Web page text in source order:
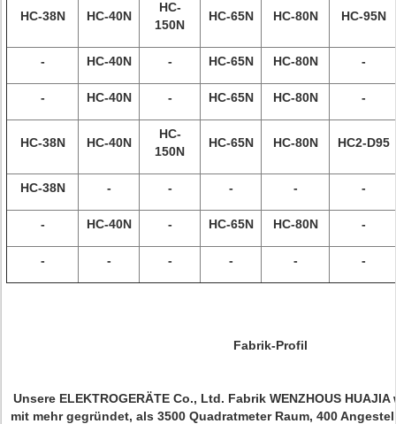
HC-38N HC-40N
HC-
150N
HC-65N HC-80N HC-95N
- HC-40N - HC-65N HC-80N -
- HC-40N - HC-65N HC-80N -
HC-38N HC-40N
HC-
150N
HC-65N HC-80N HC2-D95
HC-38N - - - - -
- HC-40N - HC-65N HC-80N -
- - - - - -
Fabrik-Profil
Unsere ELEKTROGERÄTE Co., Ltd. Fabrik WENZHOUS
mit mehr gegründet, als 3500 Quadratmeter Raum, 400